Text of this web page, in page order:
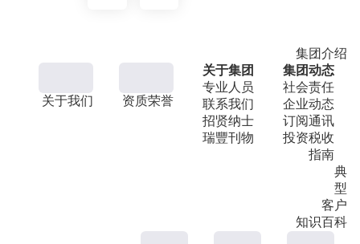
集团介绍
关于我们 资质荣誉
关于集团
专业人员
联系我们
招贤纳士
瑞豐刊物
集团动态
社会责任
企业动态
订阅通讯
投资税收
指南
典
型
客户
知识百科